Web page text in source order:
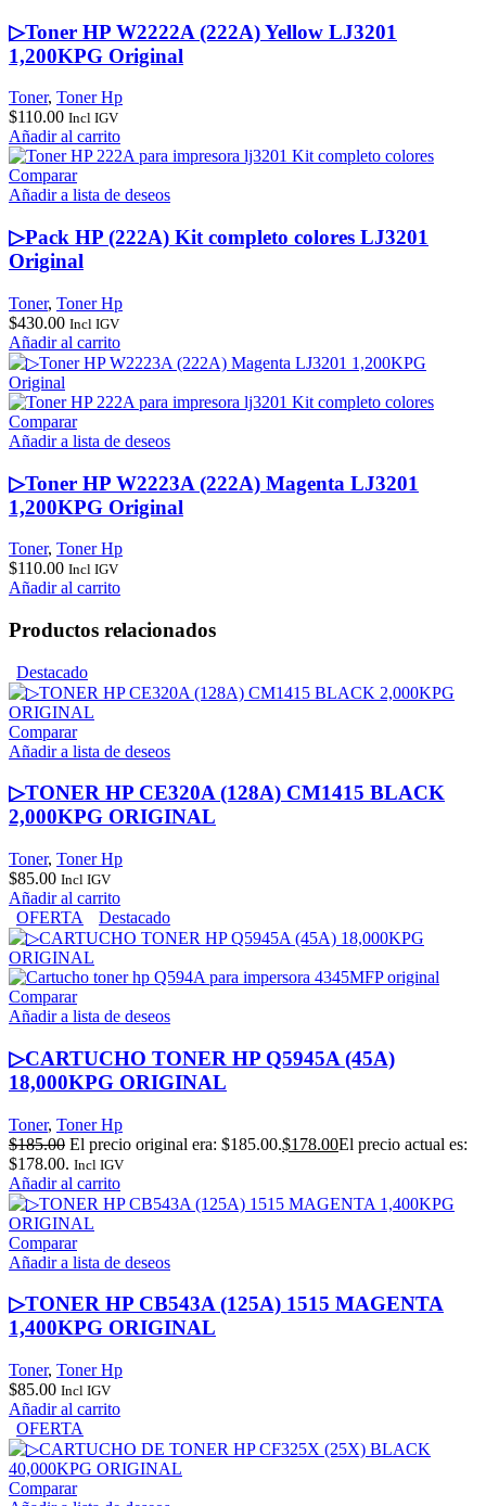
▷Toner HP W2222A (222A) Yellow LJ3201
1,200KPG Original
Toner, Toner Hp
$110.00 Incl IGV
Añadir al carrito
Comparar
Añadir a lista de deseos
▷Pack HP (222A) Kit completo colores LJ3201
Original
Toner, Toner Hp
$430.00 Incl IGV
Añadir al carrito
Comparar
Añadir a lista de deseos
▷Toner HP W2223A (222A) Magenta LJ3201
1,200KPG Original
Toner, Toner Hp
$110.00 Incl IGV
Añadir al carrito
Productos relacionados
Destacado
Comparar
Añadir a lista de deseos
▷TONER HP CE320A (128A) CM1415 BLACK
2,000KPG ORIGINAL
Toner, Toner Hp
$85.00 Incl IGV
Añadir al carrito
OFERTA
Destacado
Comparar
Añadir a lista de deseos
▷CARTUCHO TONER HP Q5945A (45A)
18,000KPG ORIGINAL
Toner, Toner Hp
$185.00 El precio original era: $185.00.$178.00El precio actual es:
$178.00. Incl IGV
Añadir al carrito
Comparar
Añadir a lista de deseos
▷TONER HP CB543A (125A) 1515 MAGENTA
1,400KPG ORIGINAL
Toner, Toner Hp
$85.00 Incl IGV
Añadir al carrito
OFERTA
Comparar